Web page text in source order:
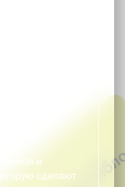
и
сделают